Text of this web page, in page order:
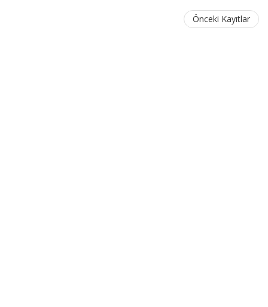
Önceki Kayıtlar